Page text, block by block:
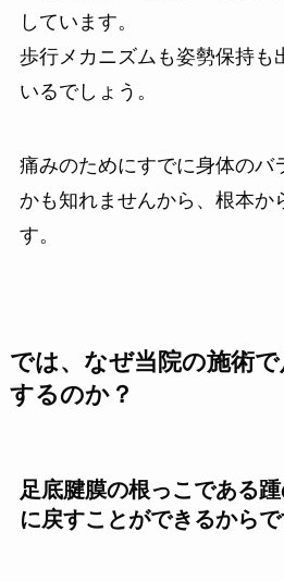
しています。
歩行メカニズムも姿勢保持も
いるでしょう。
痛みのためにすでに身体のバ
かも知れませんから、根本か
す。
では、なぜ当院の施術
するのか？
足底腱膜の根っこである
に戻すことができるから